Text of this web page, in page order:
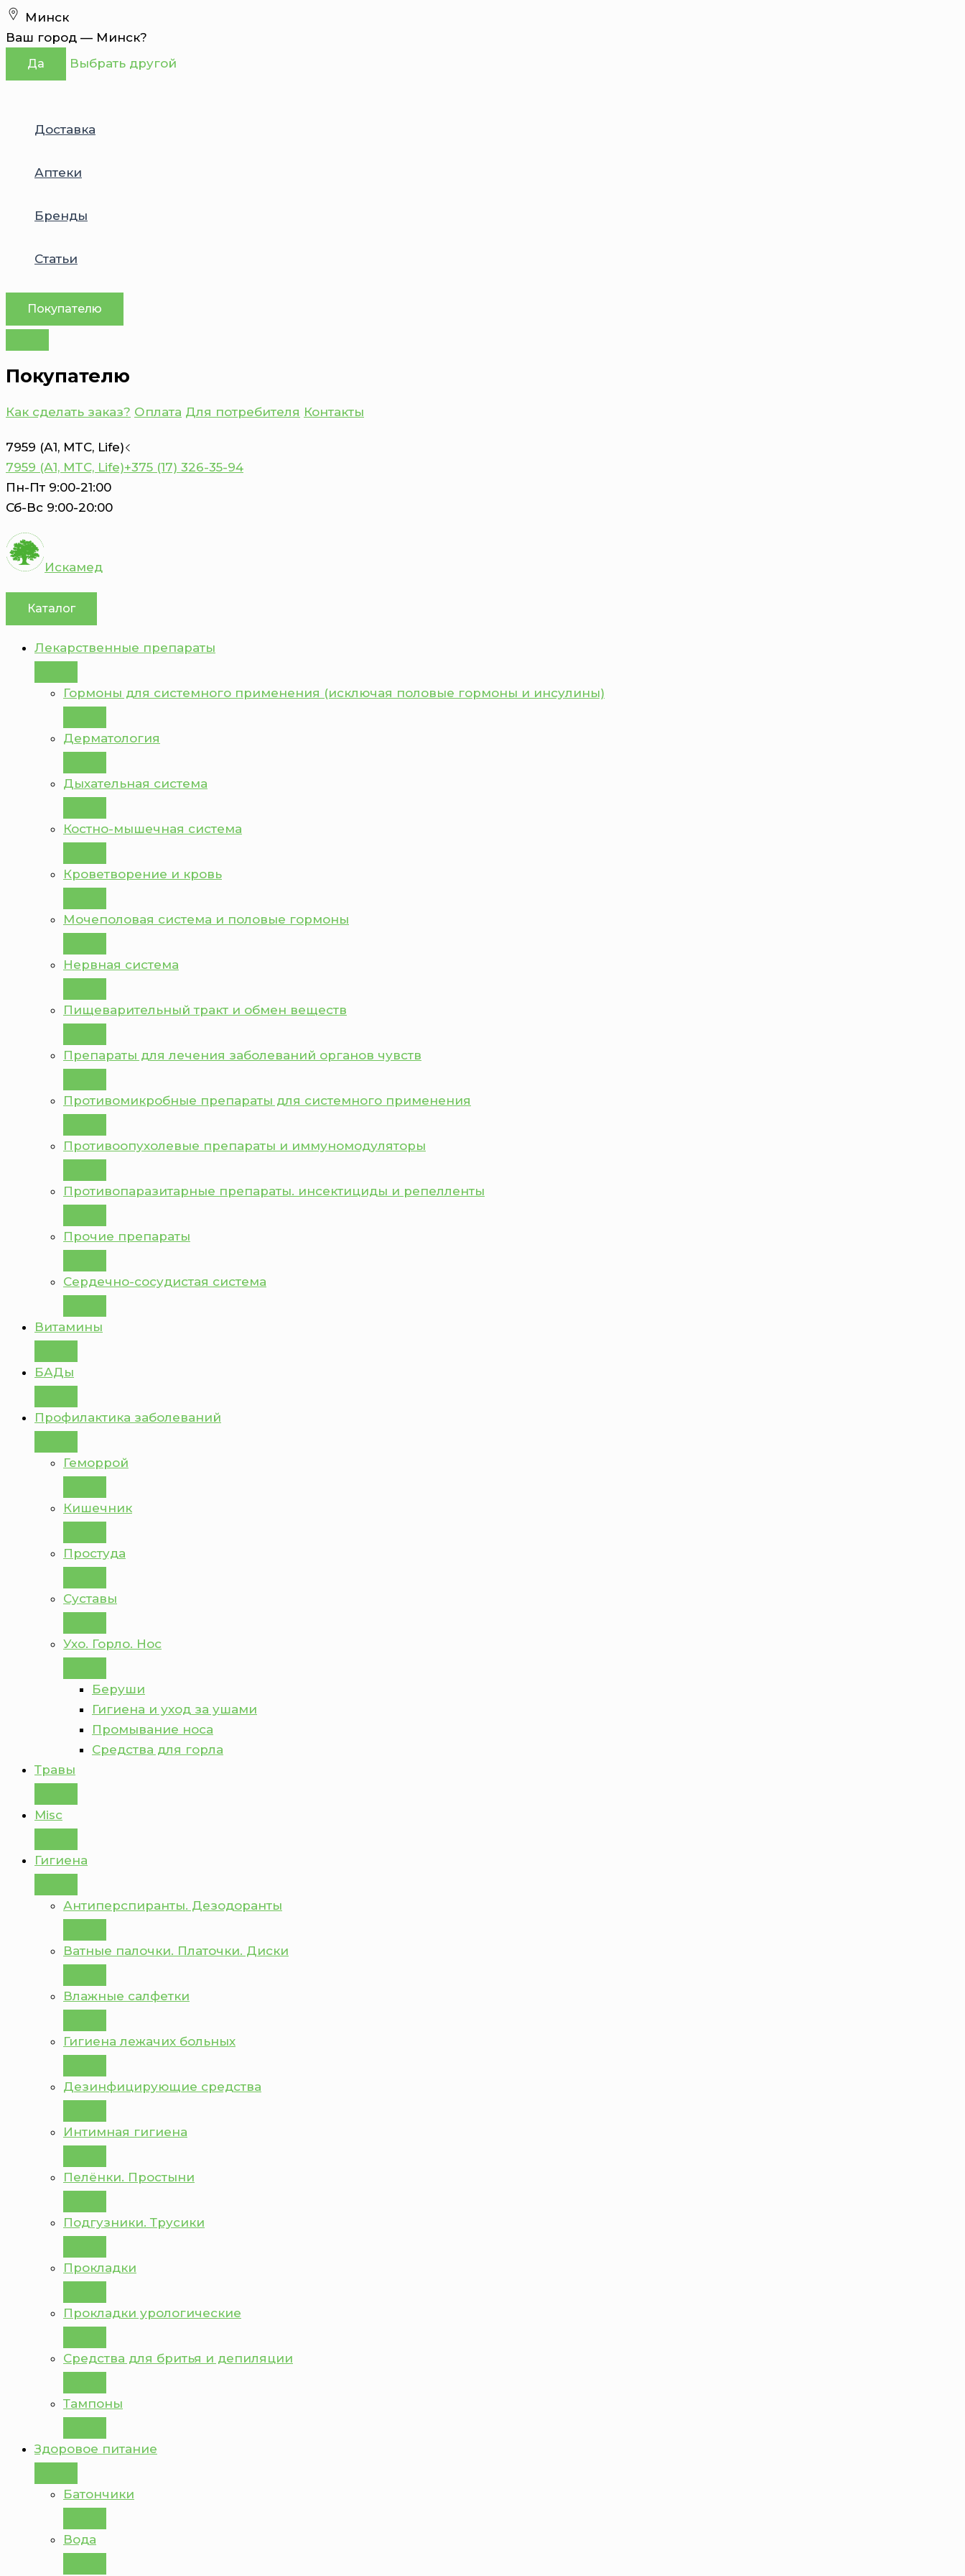
Перейти
к
содержимому
Минск
Ваш город — Минск?
Да Выбрать другой
Доставка
Аптеки
Бренды
Статьи
Покупателю
Покупателю
Как сделать заказ? Оплата Для потребителя Контакты
7959 (А1, MTC, Life)
7959 (А1, MTC, Life)+375 (17) 326-35-94
Пн-Пт 9:00-21:00
Сб-Вс 9:00-20:00
Искамед
Каталог
Лекарственные препараты
Гормоны для системного применения (исключая половые гормоны и инсулины)
Дерматология
Дыхательная система
Костно-мышечная система
Кроветворение и кровь
Мочеполовая система и половые гормоны
Нервная система
Пищеварительный тракт и обмен веществ
Препараты для лечения заболеваний органов чувств
Противомикробные препараты для системного применения
Противоопухолевые препараты и иммуномодуляторы
Противопаразитарные препараты. инсектициды и репелленты
Прочие препараты
Сердечно-сосудистая система
Витамины
БАДы
Профилактика заболеваний
Геморрой
Кишечник
Простуда
Суставы
Ухо. Горло. Нос
Беруши
Гигиена и уход за ушами
Промывание носа
Средства для горла
Травы
Misc
Гигиена
Антиперспиранты. Дезодоранты
Ватные палочки. Платочки. Диски
Влажные салфетки
Гигиена лежачих больных
Дезинфицирующие средства
Интимная гигиена
Пелёнки. Простыни
Подгузники. Трусики
Прокладки
Прокладки урологические
Средства для бритья и депиляции
Тампоны
Здоровое питание
Батончики
Вода